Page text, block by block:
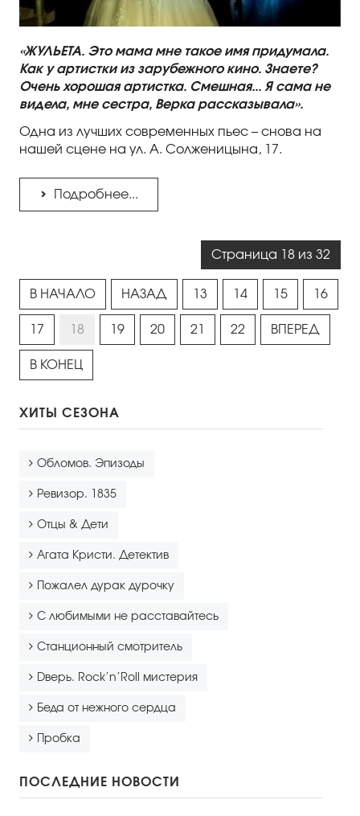
«ЖУЛЬЕТА. Это мама мне такое имя придумала.
Как у артистки из зарубежного кино. Знаете?
Очень хорошая артистка. Смешная... Я сама не
видела, мне сестра, Верка рассказывала».
Одна из лучших современных пьес – снова на
нашей сцене на ул. А. Солженицына, 17.
Подробнее...
Страница 18 из 32
В НАЧАЛО НАЗАД 13 14 15 16
17 18 19 20 21 22 ВПЕРЕД
В КОНЕЦ
ХИТЫ СЕЗОНА
Обломов. Эпизоды
Ревизор. 1835
Отцы & Дети
Агата Кристи. Детектив
Пожалел дурак дурочку
С любимыми не расставайтесь
Станционный смотритель
Dверь. Rock’n’Roll мистерия
Беда от нежного сердца
Пробка
ПОСЛЕДНИЕ НОВОСТИ